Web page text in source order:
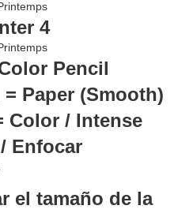
4
Pencil
Paper (Smooth)
Color / Intense
Enfocar
el tamaño de la